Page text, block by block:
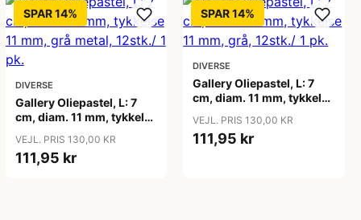
SPAR 14%
DIVERSE
Gallery Oliepastel, L: 7
cm, diam. 11 mm, tykkelse
1 pk.
VEJL. PRIS 130,00 KR
111,95 kr
SPAR 14%
DIVERSE
Gallery Oliepastel, L: 7
cm, diam. 11 mm, tykkelse
VEJL. PRIS 130,00 KR
111,95 kr